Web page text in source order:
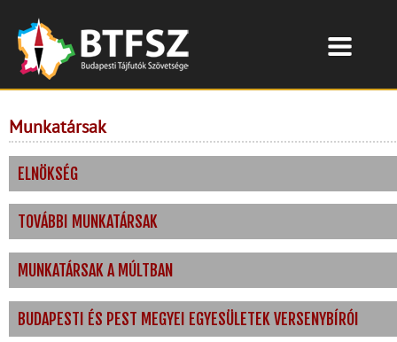
Munkatársak
ELNÖKSÉG
TOVÁBBI MUNKATÁRSAK
MUNKATÁRSAK A MÚLTBAN
BUDAPESTI ÉS PEST MEGYEI EGYESÜLETEK VERSENYBÍRÓI